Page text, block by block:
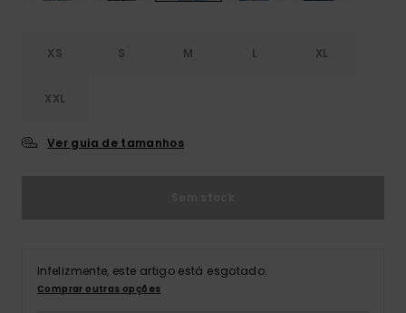
XS S M L XL
XXL
Ver guia de tamanhos
Infelizmente, este artigo está esgotado.
Comprar outras opções